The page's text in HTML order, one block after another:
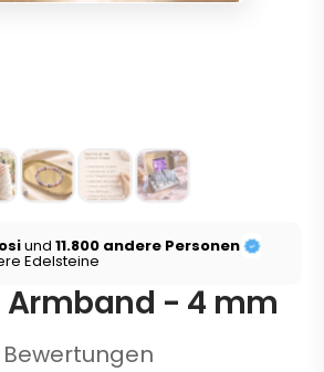
und11.800 andere Personen
Edelsteine
Armband - 4 mm